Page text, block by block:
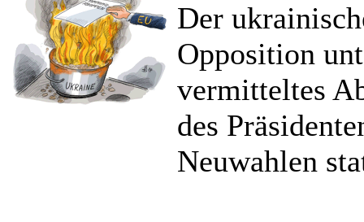
Der
Opposition
vermitteltes
des
Neuwahlen